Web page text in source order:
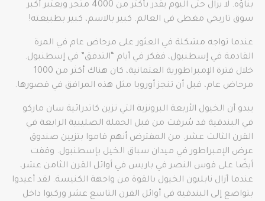
بناؤه. لا يزال حتى اليوم يقدر بأكثر من 4000 متجر ويعتبر أكبر
سوق تاريخي مغطى في العالم. كبير بالاسم، كبير بطبيعته!
عندما تواجه مشكلة في العثور على مرحاض عام في المرة
القادمة في إسطنبول، ففكر في أيام “التدفق” في إسطنبول.
خلال فترة الإمبراطورية العثمانية، كان هناك أكثر من 1000
مرحاض عام، قبل أن تنجز أوروبا مثل هذه المرافق في قصورها.
يبدو أن الخيول الأربعة البرونزية التي تزين كاتدرائية سان ماركو
في البندقية قد سُرقت من قبل الحملة الصليبية الرابعة في
القرن الثالث عشر. من المفترض أنهم قاموا بتزيين صندوق
عرض الإمبراطور في ميدان سباق الخيل بإسطنبول. وقفت
أيضًا على قوس النصر في باريس في أوائل القرن الثامن عشر،
عندما أزال نابليون الخيول بالقوة من واجهة الكنيسة. لقد أعيدوا
بتواضع إلى البندقية في أوائل القرن التاسع عشر وركبوا داخل